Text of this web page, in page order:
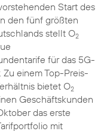
Start des
den fünf größten
stellt O2
für das 5G-
Zu einem Top-Preis-
bietet O2
Geschäftskunden
das erste
mit